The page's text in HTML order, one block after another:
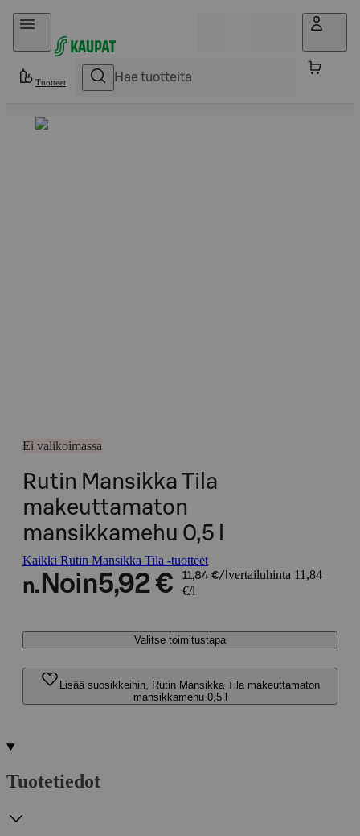
Hyppää sisältöön
Tuotteet
Ei valikoimassa
Rutin Mansikka Tila
makeuttamaton
mansikkamehu 0,5 l
Kaikki Rutin Mansikka Tila -tuotteet
n. Noin5,92 € 11,84 €/l vertailuhinta 11,84
€/l
Valitse toimitustapa
Lisää suosikkeihin, Rutin Mansikka Tila makeuttamaton
mansikkamehu 0,5 l
Tuotetiedot